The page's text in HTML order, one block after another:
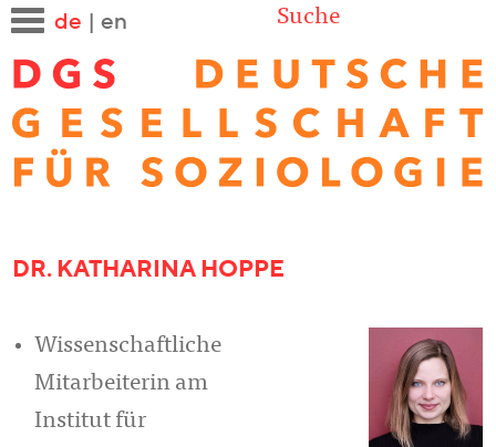
de en Suche
DR. KATHARINA HOPPE
Wissenschaftliche
Mitarbeiterin am
Institut für